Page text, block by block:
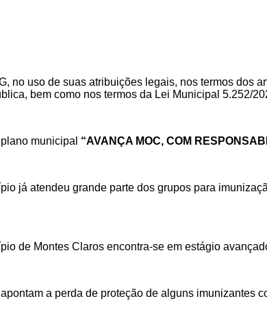
no uso de suas atribuições legais, nos termos dos
bem como nos termos da Lei Municipal 5.252/
municipal “AVANÇA MOC, COM
já atendeu grande parte dos grupos para
de Montes Claros encontra-se em estágio
a perda de proteção de alguns imunizantes